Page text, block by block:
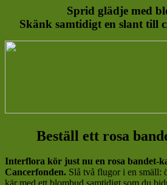
Sprid glädje med
Skänk samtidigt en slant till
Beställ ett rosa
Interflora kör just nu en rosa bandet-
Cancerfonden. Slå två flugor i en smäll: